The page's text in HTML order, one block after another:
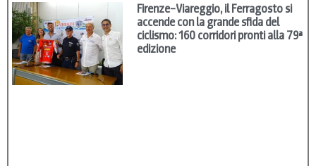
Firenze–Viareggio, il Ferragosto si
accende con la grande sfida del
ciclismo: 160 corridori pronti alla 79ª
edizione